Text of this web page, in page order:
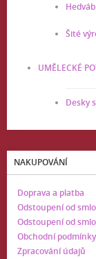
Šité
UMĚLECKÉ
Desky
NAKUPOVÁNÍ
Doprava a platba
Odstoupení od
Odstoupení od
Obchodní podmínky
Zpracování údajů